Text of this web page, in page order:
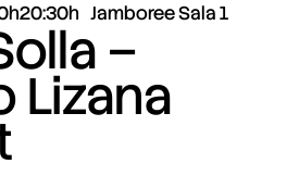
20:30h Jamboree Sala 1
–
Lizana